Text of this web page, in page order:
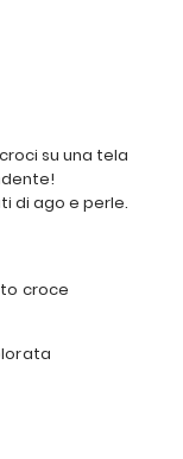
su una tela
di ago e perle.
croce